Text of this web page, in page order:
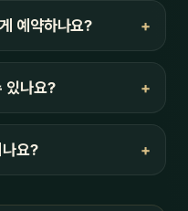
예약하나요?
있나요?
요?